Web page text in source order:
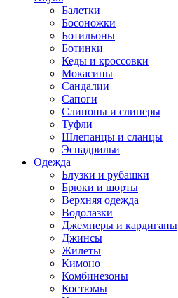
Балетки
Босоножки
Ботильоны
Ботинки
Кеды и кроссовки
Мокасины
Сандалии
Сапоги
Слипоны и слиперы
Туфли
Шлепанцы и сланцы
Эспадрильи
Одежда
Блузки и рубашки
Брюки и шорты
Верхняя одежда
Водолазки
Джемперы и кардиганы
Джинсы
Жилеты
Кимоно
Комбинезоны
Костюмы